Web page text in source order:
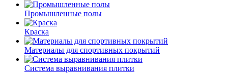
Промышленные полы
Краска
Материалы для спортивных покрытий
Система выравнивания плитки